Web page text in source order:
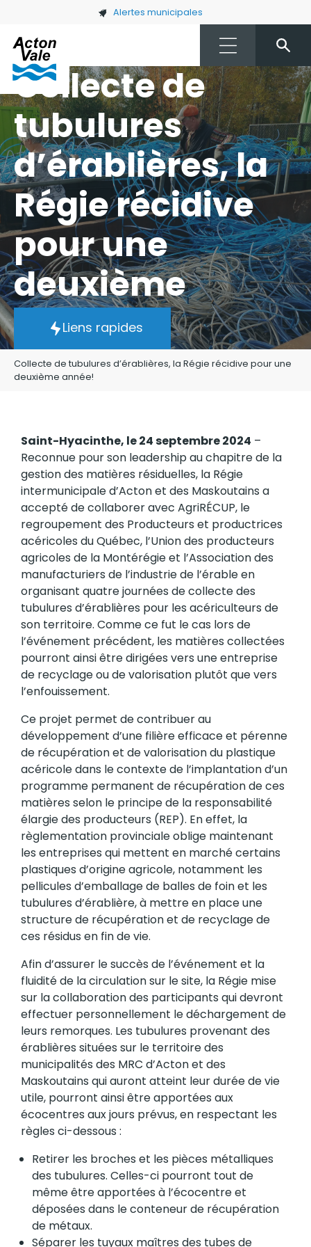
Skip to main content Alertes municipales
Collecte de
tubulures
d’érablières, la
Régie récidive
pour une
deuxième
année!
Liens rapides
Collecte de tubulures d’érablières, la Régie récidive pour une
deuxième année!
Saint-Hyacinthe, le 24 septembre 2024 –
Reconnue pour son leadership au chapitre de la
gestion des matières résiduelles, la Régie
intermunicipale d’Acton et des Maskoutains a
accepté de collaborer avec AgriRÉCUP, le
regroupement des Producteurs et productrices
acéricoles du Québec, l’Union des producteurs
agricoles de la Montérégie et l’Association des
manufacturiers de l’industrie de l’érable en
organisant quatre journées de collecte des
tubulures d’érablières pour les acériculteurs de
son territoire. Comme ce fut le cas lors de
l’événement précédent, les matières collectées
pourront ainsi être dirigées vers une entreprise
de recyclage ou de valorisation plutôt que vers
l’enfouissement.
Ce projet permet de contribuer au
développement d’une filière efficace et pérenne
de récupération et de valorisation du plastique
acéricole dans le contexte de l’implantation d’un
programme permanent de récupération de ces
matières selon le principe de la responsabilité
élargie des producteurs (REP). En effet, la
règlementation provinciale oblige maintenant
les entreprises qui mettent en marché certains
plastiques d’origine agricole, notamment les
pellicules d’emballage de balles de foin et les
tubulures d’érablière, à mettre en place une
structure de récupération et de recyclage de
ces résidus en fin de vie.
Afin d’assurer le succès de l’événement et la
fluidité de la circulation sur le site, la Régie mise
sur la collaboration des participants qui devront
effectuer personnellement le déchargement de
leurs remorques. Les tubulures provenant des
érablières situées sur le territoire des
municipalités des MRC d’Acton et des
Maskoutains qui auront atteint leur durée de vie
utile, pourront ainsi être apportées aux
écocentres aux jours prévus, en respectant les
règles ci-dessous :
Retirer les broches et les pièces métalliques
des tubulures. Celles-ci pourront tout de
même être apportées à l’écocentre et
déposées dans le conteneur de récupération
de métaux.
Séparer les tuyaux maîtres des tubes de